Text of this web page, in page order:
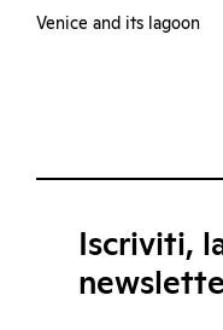
Venice and its lagoon
Iscriviti,